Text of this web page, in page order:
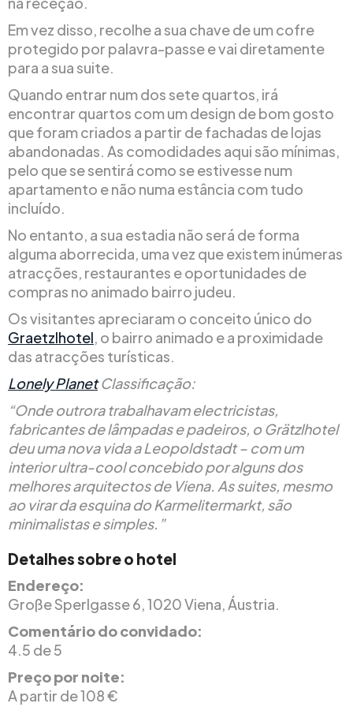
Em vez disso, recolhe a sua chave de um cofre
protegido por palavra-passe e vai diretamente
para a sua suite.
Quando entrar num dos sete quartos, irá
encontrar quartos com um design de bom gosto
que foram criados a partir de fachadas de lojas
abandonadas. As comodidades aqui são mínimas,
pelo que se sentirá como se estivesse num
apartamento e não numa estância com tudo
incluído.
No entanto, a sua estadia não será de forma
alguma aborrecida, uma vez que existem inúmeras
atracções, restaurantes e oportunidades de
compras no animado bairro judeu.
Os visitantes apreciaram o conceito único do
Graetzlhotel, o bairro animado e a proximidade
das atracções turísticas.
Lonely PlanetClassificação:
“Onde outrora trabalhavam electricistas,
fabricantes de lâmpadas e padeiros, o Grätzlhotel
deu uma nova vida a Leopoldstadt – com um
interior ultra-cool concebido por alguns dos
melhores arquitectos de Viena. As suites, mesmo
ao virar da esquina do Karmelitermarkt, são
minimalistas e simples.”
Detalhes sobre o hotel
Endereço:
Große Sperlgasse 6, 1020 Viena, Áustria.
Comentário do convidado:
4.5 de 5
Preço por noite:
A partir de 108 €